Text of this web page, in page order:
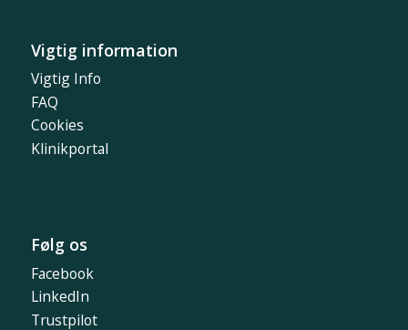
Vigtig information
Vigtig Info
FAQ
Cookies
Klinikportal
Følg os
Facebook
LinkedIn
Trustpilot